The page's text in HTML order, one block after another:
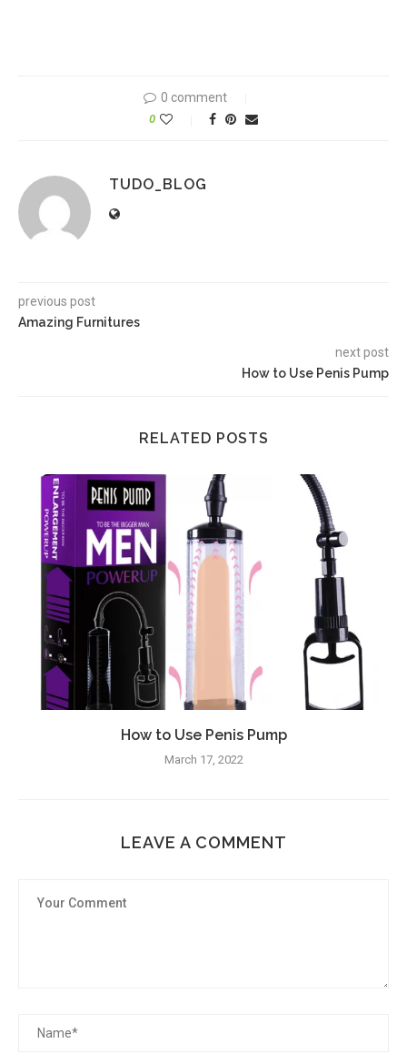
0 comment
0
TUDO_BLOG
previous post
Amazing Furnitures
next post
How to Use Penis Pump
RELATED POSTS
How to Use Penis Pump
March 17, 2022
LEAVE A COMMENT